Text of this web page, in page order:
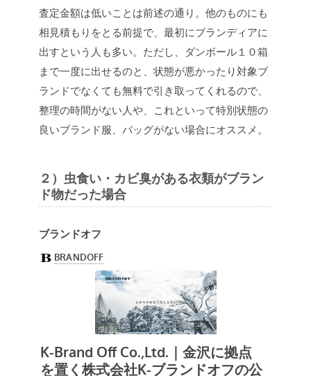
査定金額は低いことは前述の通り。他のものにも
相見積もりをとる前提で、最初にブランディアに
出すという人も多い。ただし、ダンボール１０箱
まで一度に出せるのと、状態が悪かったり対象ブ
ランドでなくても無料で引き取ってくれるので、
整理の時間がない人や、これといって特別状態の
良いブランド服、バッグがない場合にオススメ。
２）虫食い・カビ臭がある衣類がブラン
ド物だった場合
ブランドオフ